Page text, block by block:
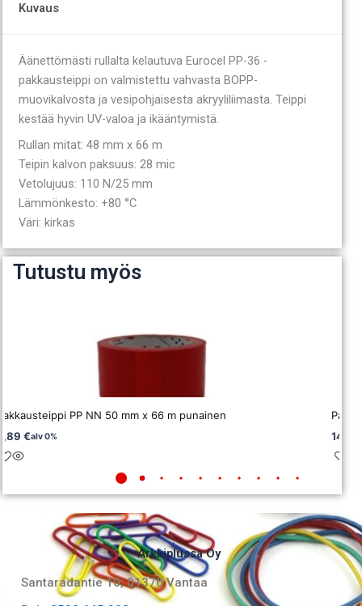
Kuvaus
Äänettömästi rullalta kelautuva Eurocel PP-36 -
pakkausteippi on valmistettu vahvasta BOPP-
muovikalvosta ja vesipohjaisesta akryyliliimasta. Teippi
kestää hyvin UV-valoa ja ikääntymistä.
Rullan mitat: 48 mm x 66 m
Teipin kalvon paksuus: 28 mic
Vetolujuus: 110 N/25 mm
Lämmönkesto: +80 °C
Väri: kirkas
Tutustu myös
PP NN 50 mm x 66 m punainen
€alv 0%
14,20
Arkkiplussa Oy
Santaradantie 10, 01370 Vantaa​